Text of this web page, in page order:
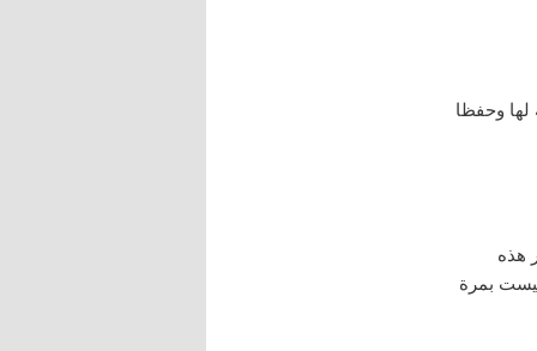
لها وحفظا
هذه
بمرة